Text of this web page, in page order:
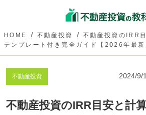
HOME 不動産投資
不動産投資のIRR
テンプレート付き完全ガイド【2026年最新
不動産投資 2024/9/
不動産投資のIRR目安と計